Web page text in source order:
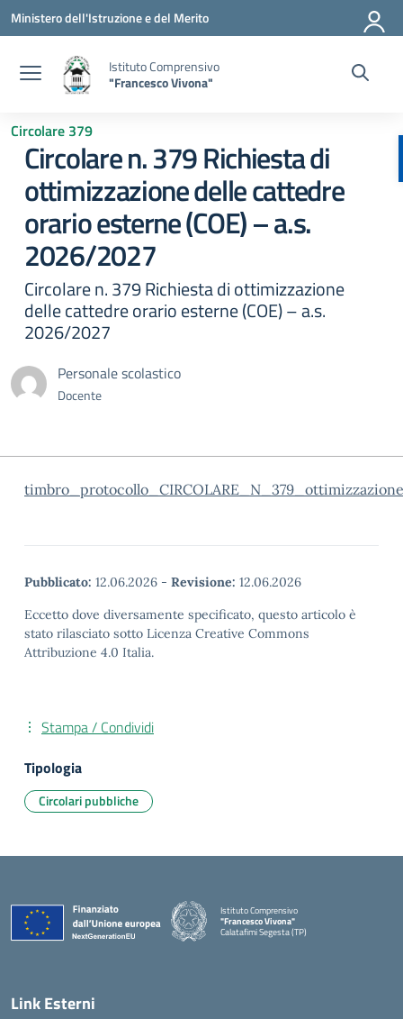
Vai ai contenuti
Vai al menu di navigazione
Vai al footer
Ministero dell'Istruzione e del Merito
Istituto Comprensivo
"Francesco Vivona"
Circolare 379
Circolare n. 379 Richiesta di
ottimizzazione delle cattedre
orario esterne (COE) – a.s.
2026/2027
Circolare n. 379 Richiesta di ottimizzazione
delle cattedre orario esterne (COE) – a.s.
2026/2027
Personale scolastico
Docente
Pubblicato: 12.06.2026 - Revisione: 12.06.2026
Eccetto dove diversamente specificato, questo articolo è
stato rilasciato sotto Licenza Creative Commons
Attribuzione 4.0 Italia.
Stampa / Condividi
Tipologia
Circolari pubbliche
Istituto Comprensivo
"Francesco Vivona"
Calatafimi Segesta (TP)
— Visita la pagina iniziale della scuola
Link Esterni